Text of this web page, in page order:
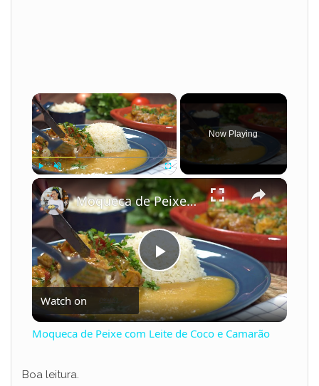
×
Fullscreen
Now Playing
×
P
l
Moqueca de Peixe com Leite de Coco e Camarão
Watch on
Moqueca de Peixe com Leite de Coco e Camarão
Boa leitura.